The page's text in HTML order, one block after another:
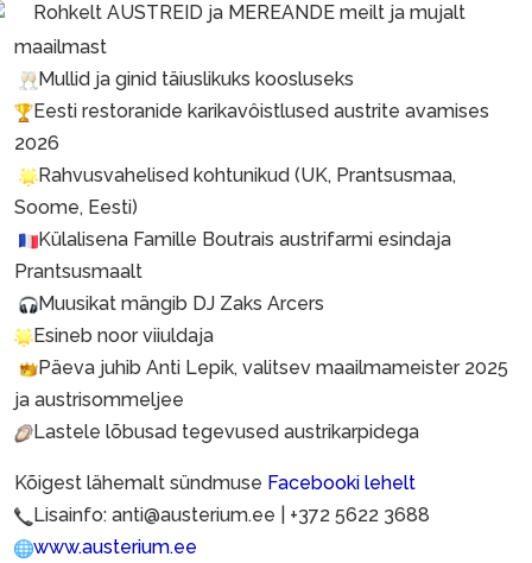
Rohkelt AUSTREID ja MEREANDE meilt ja mujalt
maailmast
Mullid ja ginid täiuslikuks koosluseks
Eesti restoranide karikavôistlused austrite avamises
2026
Rahvusvahelised kohtunikud (UK, Prantsusmaa,
Soome, Eesti)
Külalisena Famille Boutrais austrifarmi esindaja
Prantsusmaalt
Muusikat mängib DJ Zaks Arcers
Esineb noor viiuldaja
Päeva juhib Anti Lepik, valitsev maailmameister 2025
ja austrisommeljee
Lastele lõbusad tegevused austrikarpidega
Kõigest lähemalt sündmuse Facebooki lehelt
Lisainfo: anti@austerium.ee | +372 5622 3688
www.austerium.ee